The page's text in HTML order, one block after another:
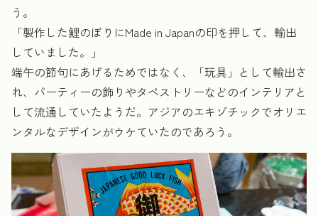
う。
「製作した鯉のぼりにMade in Japanの印を押して、輸出
していました。」
端午の節句にあげるためではなく、「玩具」として輸出さ
れ、パーティーの飾りやタペストリーなどのインテリアと
して流通していたようだ。アジアのエキゾチックでオリエ
ンタルなデザインがウケていたのであろう。